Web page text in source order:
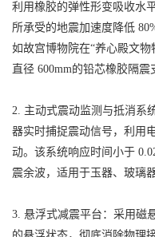
利用橡胶的弹性形变吸收水
所承受的地震加速度降低
如故宫博物院在“养心殿文
直径 600mm的铅芯橡胶隔震
2. 主动式震动监测与抵消系
器实时捕捉震动信号，利用
动。该系统响应时间小于
震余波，适用于玉器、玻璃
3. 悬浮式减震平台：采用磁